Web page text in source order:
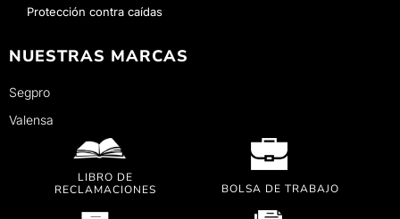
Protección contra caídas
NUESTRAS MARCAS
Segpro
Valensa
LIBRO DE
RECLAMACIONES
BOLSA DE TRABAJO